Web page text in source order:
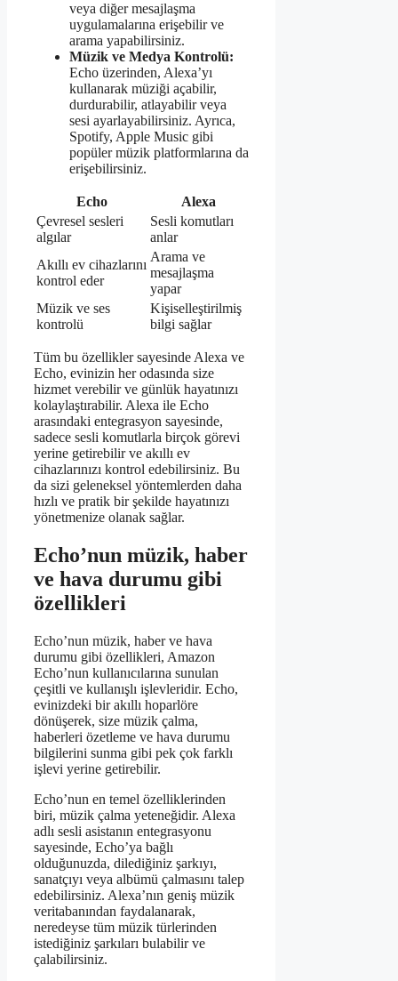
veya diğer mesajlaşma
uygulamalarına erişebilir ve
arama yapabilirsiniz.
Müzik ve Medya Kontrolü:
Echo üzerinden, Alexa’yı
kullanarak müziği açabilir,
durdurabilir, atlayabilir veya
sesi ayarlayabilirsiniz. Ayrıca,
Spotify, Apple Music gibi
popüler müzik platformlarına da
erişebilirsiniz.
Echo
Alexa
Çevresel sesleri
algılar
Sesli komutları
anlar
Akıllı ev cihazlarını
kontrol eder
Arama ve
mesajlaşma
yapar
Müzik ve ses
kontrolü
Kişiselleştirilmiş
bilgi sağlar
Tüm bu özellikler sayesinde Alexa ve
Echo, evinizin her odasında size
hizmet verebilir ve günlük hayatınızı
kolaylaştırabilir. Alexa ile Echo
arasındaki entegrasyon sayesinde,
sadece sesli komutlarla birçok görevi
yerine getirebilir ve akıllı ev
cihazlarınızı kontrol edebilirsiniz. Bu
da sizi geleneksel yöntemlerden daha
hızlı ve pratik bir şekilde hayatınızı
yönetmenize olanak sağlar.
Echo’nun müzik, haber
ve hava durumu gibi
özellikleri
Echo’nun müzik, haber ve hava
durumu gibi özellikleri, Amazon
Echo’nun kullanıcılarına sunulan
çeşitli ve kullanışlı işlevleridir. Echo,
evinizdeki bir akıllı hoparlöre
dönüşerek, size müzik çalma,
haberleri özetleme ve hava durumu
bilgilerini sunma gibi pek çok farklı
işlevi yerine getirebilir.
Echo’nun en temel özelliklerinden
biri, müzik çalma yeteneğidir. Alexa
adlı sesli asistanın entegrasyonu
sayesinde, Echo’ya bağlı
olduğunuzda, dilediğiniz şarkıyı,
sanatçıyı veya albümü çalmasını talep
edebilirsiniz. Alexa’nın geniş müzik
veritabanından faydalanarak,
neredeyse tüm müzik türlerinden
istediğiniz şarkıları bulabilir ve
çalabilirsiniz.